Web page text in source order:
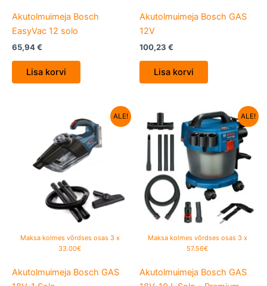
Akutolmuimeja Bosch
EasyVac 12 solo
65,94€
Lisa korvi
Akutolmuimeja Bosch GAS
12V
100,23 €
Lisa korvi
ALE!
Maksa kolmes võrdses osas 3 x
33.00€
Akutolmuimeja Bosch GAS
oli:
120,95 €.
price
is:
99,00 €.
ALE!
Maksa kolmes võrdses osas 3 x
57.56€
Akutolmuimeja Bosch GAS
hind
oli:
212,42 €.
Current
price
is:
172,68 €.